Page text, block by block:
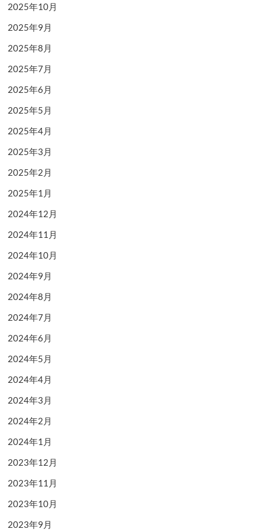
2025年10月
2025年9月
2025年8月
2025年7月
2025年6月
2025年5月
2025年4月
2025年3月
2025年2月
2025年1月
2024年12月
2024年11月
2024年10月
2024年9月
2024年8月
2024年7月
2024年6月
2024年5月
2024年4月
2024年3月
2024年2月
2024年1月
2023年12月
2023年11月
2023年10月
2023年9月